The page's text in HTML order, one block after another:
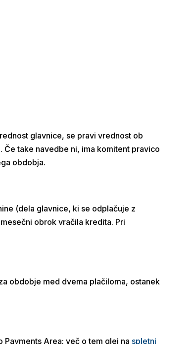
glavnice, se pravi vrednost ob
take navedbe ni, ima komitent pravico
obdobja.
(dela glavnice, ki se odplačuje z
obrok vračila kredita. Pri
obdobje med dvema plačiloma, ostanek
Area; več o tem glej na spletni